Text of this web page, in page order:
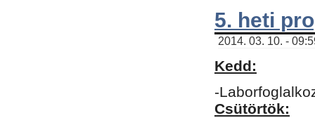
5. heti
2014. 03. 10. -
Kedd:
-
Csütörtök: